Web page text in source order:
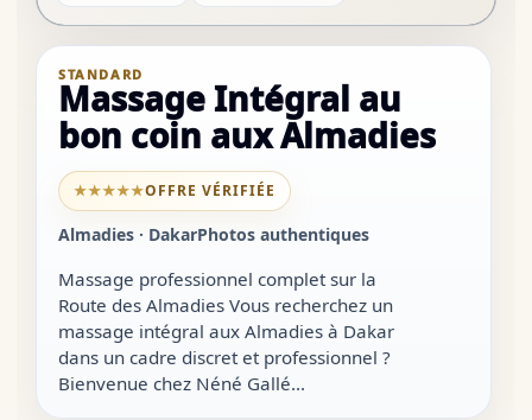
STANDARD
Massage Intégral au
bon coin aux Almadies
★★★★★OFFRE VÉRIFIÉE
Almadies · DakarPhotos authentiques
Massage professionnel complet sur la
Route des Almadies Vous recherchez un
massage intégral aux Almadies à Dakar
dans un cadre discret et professionnel ?
Bienvenue chez Néné Gallé...